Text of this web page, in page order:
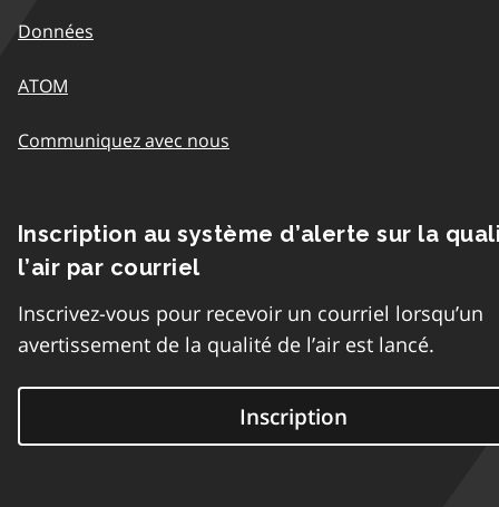
Données
ATOM
Communiquez avec nous
Inscription au système d’alerte sur la
l’air par courriel
Inscrivez-vous pour recevoir un courriel lorsqu’un
avertissement de la qualité de l’air est lancé.
Inscription